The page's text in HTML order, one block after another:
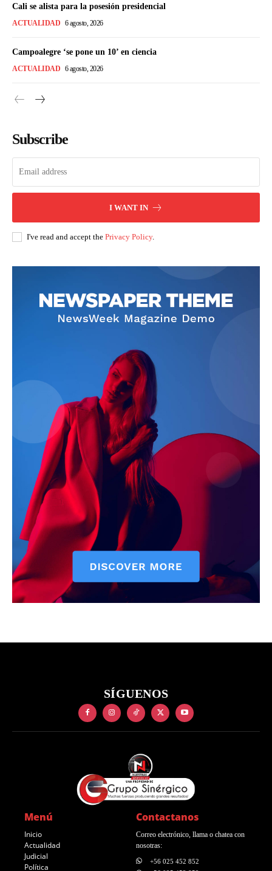
Cali se alista para la posesión presidencial
ACTUALIDAD 6 agosto, 2026
Campoalegre ‘se pone un 10’ en ciencia
ACTUALIDAD 6 agosto, 2026
Subscribe
I WANT IN
I've read and accept the Privacy Policy.
SÍGUENOS
Menú
Inicio
Actualidad
Judicial
Política
Contactanos
Correo electrónico, llama o chatea con
nosotras:
+56 025 452 852